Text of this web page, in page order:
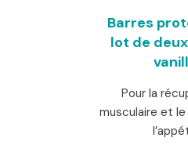
Barres
lot de
Pour la
musculaire et